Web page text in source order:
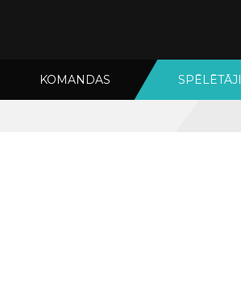
KOMANDAS SPĒLĒTĀJI